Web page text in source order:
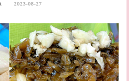
2023-08-27